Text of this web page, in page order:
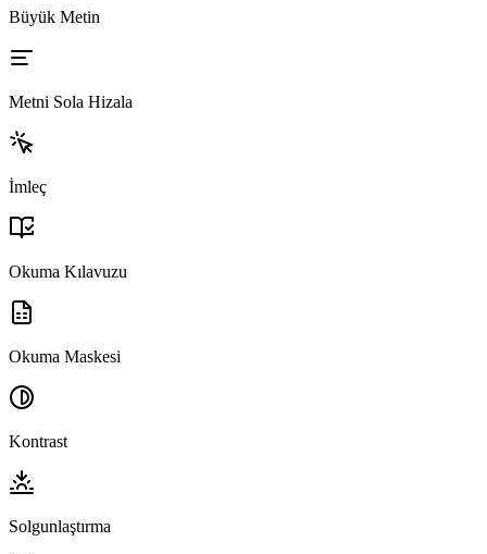
Büyük Metin
Metni Sola Hizala
İmleç
Okuma Kılavuzu
Okuma Maskesi
Kontrast
Solgunlaştırma